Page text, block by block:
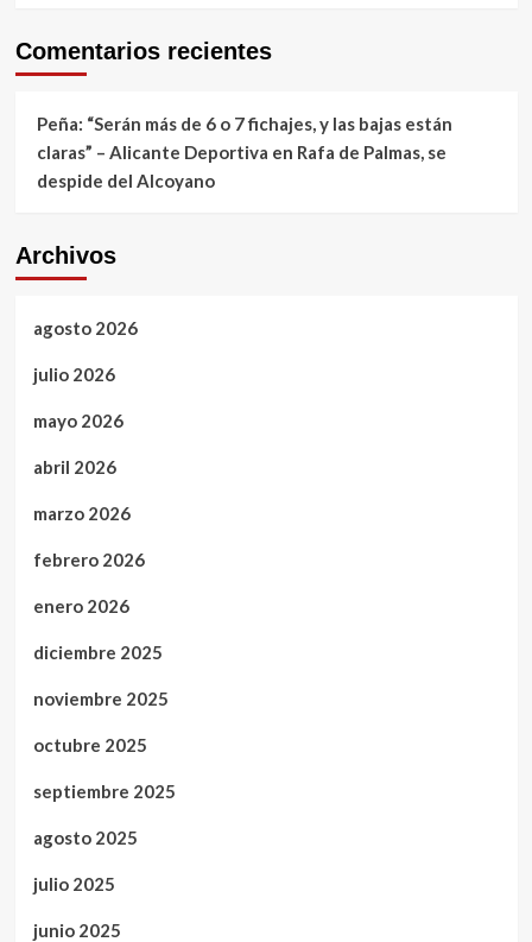
Comentarios recientes
Peña: “Serán más de 6 o 7 fichajes, y las bajas están
claras” – Alicante Deportiva en Rafa de Palmas, se
despide del Alcoyano
Archivos
agosto 2026
julio 2026
mayo 2026
abril 2026
marzo 2026
febrero 2026
enero 2026
diciembre 2025
noviembre 2025
octubre 2025
septiembre 2025
agosto 2025
julio 2025
junio 2025